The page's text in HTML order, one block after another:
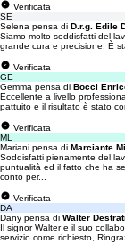
Verificata
SE
Selena pensa di D.r.g. Edile
Siamo molto soddisfatti del
grande cura e precisione. È
Verificata
GE
Gemma pensa di Bocci
Eccellente a livello
pattuito e il risultato è stato
Verificata
ML
Mariani pensa di Marciante
Soddisfatti pienamente del
puntualità ed il fatto che ha
conto per...
Verificata
DA
Dany pensa di Walter
Il signor Walter e il suo
servizio come richiesto,